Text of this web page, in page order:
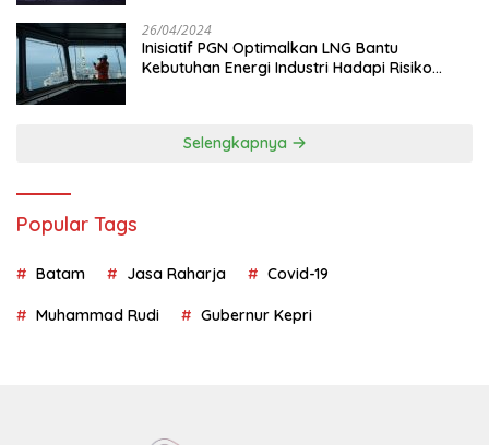
26/04/2024
Inisiatif PGN Optimalkan LNG Bantu
Kebutuhan Energi Industri Hadapi Risiko
Selengkapnya
Popular Tags
Batam Jasa Raharja Covid-19
Muhammad Rudi Gubernur Kepri